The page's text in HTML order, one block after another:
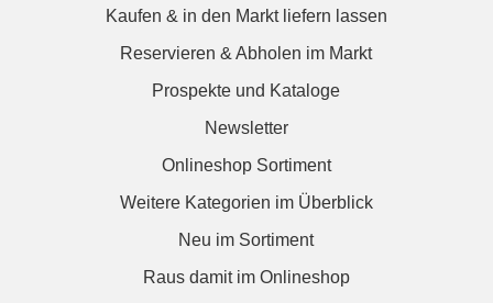
Kaufen & in den Markt liefern lassen
Reservieren & Abholen im Markt
Prospekte und Kataloge
Newsletter
Onlineshop Sortiment
Weitere Kategorien im Überblick
Neu im Sortiment
Raus damit im Onlineshop